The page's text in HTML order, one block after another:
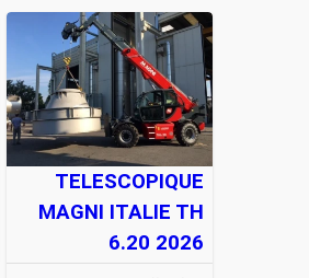
TELESCOPIQUE
MAGNI ITALIE TH
6.20 2026